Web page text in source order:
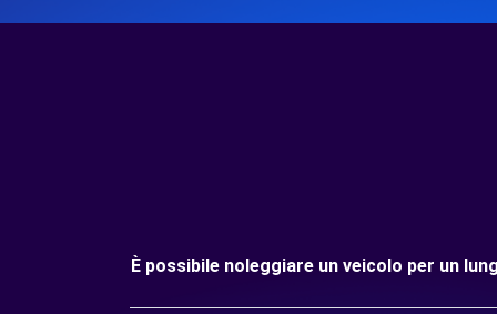
È possibile noleggiare un veicolo per un